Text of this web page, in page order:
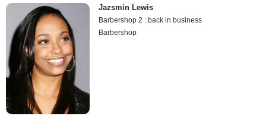
Jazsmin Lewis
Barbershop 2 : back in business
Barbershop